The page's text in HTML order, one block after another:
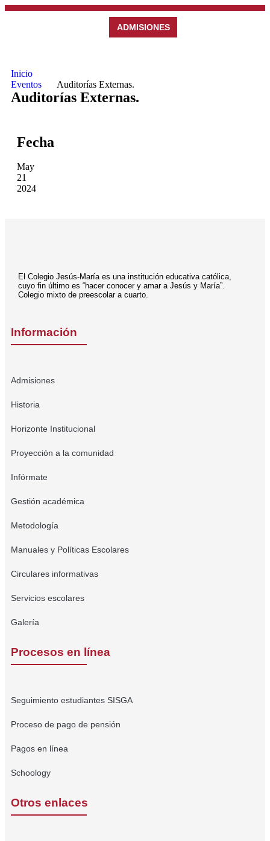
ADMISIONES
Inicio
Eventos
Auditorías Externas.
Auditorías Externas.
Fecha
May
21
2024
El Colegio Jesús-María es una institución educativa católica,
cuyo fin último es “hacer conocer y amar a Jesús y María”.
Colegio mixto de preescolar a cuarto.
Información
Admisiones
Historia
Horizonte Institucional
Proyección a la comunidad
Infórmate
Gestión académica
Metodología
Manuales y Políticas Escolares
Circulares informativas
Servicios escolares
Galería
Procesos en línea
Seguimiento estudiantes SISGA
Proceso de pago de pensión
Pagos en línea
Schoology
Otros enlaces